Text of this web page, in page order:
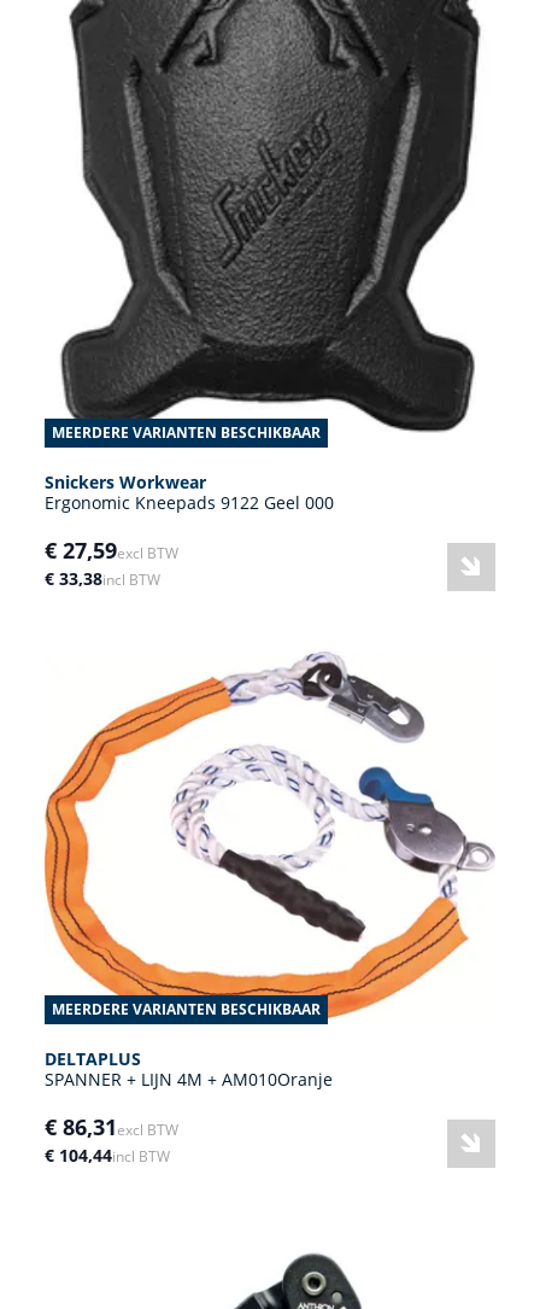
MEERDERE VARIANTEN BESCHIKBAAR
Snickers Workwear
Ergonomic Kneepads 9122 Geel 000
€ 27,59excl BTW
€ 33,38incl BTW
MEERDERE VARIANTEN BESCHIKBAAR
DELTAPLUS
SPANNER + LIJN 4M + AM010Oranje
€ 86,31excl BTW
€ 104,44incl BTW